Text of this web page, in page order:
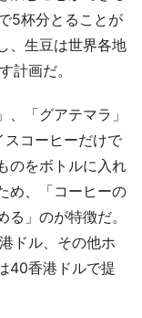
5杯分とることが
、生豆は世界各地
計画だ。
「グアテマラ」
スコーヒーだけで
のをボトルに入れ
め、「コーヒーの
」のが特徴だ。
ドル、その他ホ
40香港ドルで提